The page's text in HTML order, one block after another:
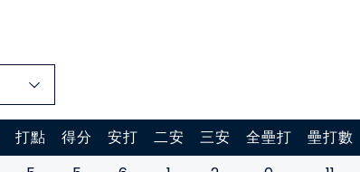
打點 得分 安打 二安 三安 全壘打 壘打數